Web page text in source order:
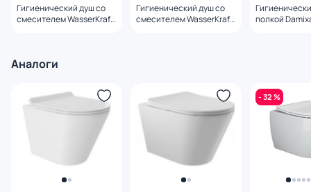
Гигиенический душ со
смесителем WasserKraft
Гигиенический душ со
смесителем WasserKraft
полкой
Аналоги
- 32 %